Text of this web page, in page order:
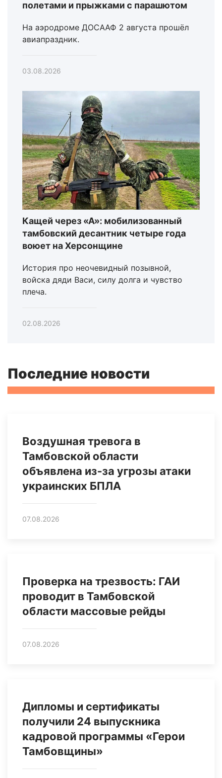
полетами и прыжками с парашютом
На аэродроме ДОСААФ 2 августа прошёл
авиапраздник.
03.08.2026
Кащей через «А»: мобилизованный
тамбовский десантник четыре года
воюет на Херсонщине
История про неочевидный позывной,
войска дяди Васи, силу долга и чувство
плеча.
02.08.2026
Последние новости
Воздушная тревога в
Тамбовской области
объявлена из-за угрозы атаки
украинских БПЛА
07.08.2026
Проверка на трезвость: ГАИ
проводит в Тамбовской
области массовые рейды
07.08.2026
Дипломы и сертификаты
получили 24 выпускника
кадровой программы «Герои
Тамбовщины»